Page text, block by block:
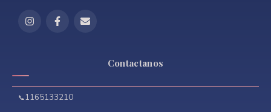
Contactanos
1165133210